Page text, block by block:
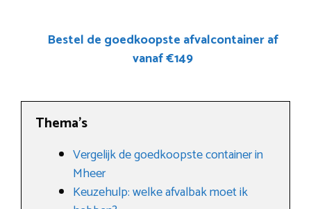
Bestel de goedkoopste afvalcontainer af
vanaf €149
Thema’s
Vergelijk de goedkoopste container in
Mheer
Keuzehulp: welke afvalbak moet ik